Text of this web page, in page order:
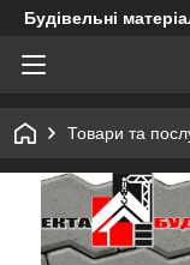
Будівельні
Товари та